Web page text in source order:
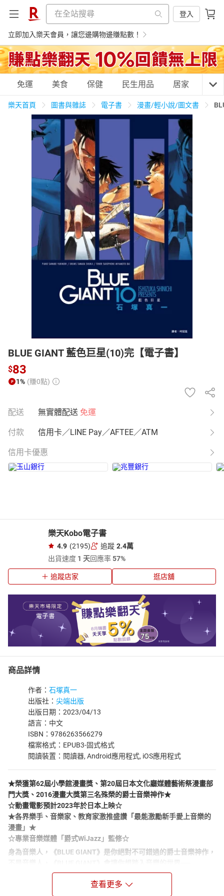
登入
立即加入樂天會員，讓您邊購物邊賺點數！
購物網分類
天天免運 美食蛋糕 民生用品
居家生活 3C家電 運動休閒 親子玩具
男裝 化妝保養 情趣用品
日本購物 電子/紙本書
HOT
免運 美食 保健 民生用品 居家 3C
樂天首頁 圖書與雜誌 電子書 漫畫/輕小說/圖文書
BLUE GIANT 藍色巨星(10)完【電子書】
$83
1% (賺0點)
配送 無實體配送 免運
付款 信用卡／LINE Pay／AFTEE／ATM
信用卡優惠
樂天Kobo電子書
4.9 (2195) 追蹤 2.4萬
出貨速度 1 天回應率57%
追蹤店家 逛店舖
商品詳情
作者： 石塚真一
出版社： 尖端出版
出版日期：2023/04/13
語言：中文
ISBN：9786263566279
檔案格式：EPUB3-固式格式
閱讀裝置：閱讀器, Android應用程式, iOS應用程式
★榮獲第62屆小學館漫畫獎、第20屆日本文化廳媒體藝術祭漫畫部
門大獎、2016漫畫大獎第三名殊榮的爵士音樂神作★
☆動畫電影預計2023年於日本上映☆
★各界樂手、音樂家、教育家激推盛讚「最能激勵新手愛上音樂的
漫畫」★
☆專業音樂媒體「爵式WiJazz」監修☆
身為音樂人，《BLUE GIANT》是你絕對不可錯過的爵士音樂神作，
日本首屈一指的爵士俱樂部「So Blue」，
是雪祈自幼以來嚮往的目標。查看更多